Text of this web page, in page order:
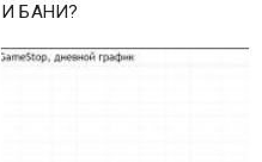
И БАНИ?